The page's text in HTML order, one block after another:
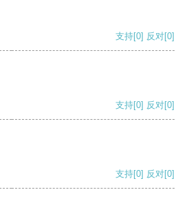
支持[0] 反对[0]
支持[0] 反对[0]
支持[0] 反对[0]